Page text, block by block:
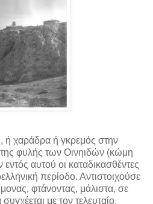
ή χαράδρα ή γκρεμός στην
φυλής των Οινηιδών (κώμη
αυτού οι καταδικασθέντες
περίοδο. Αντιστοιχούσε
φτάνοντας, μάλιστα, σε
με τον τελευταίο.